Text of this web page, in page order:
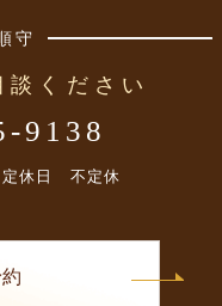
守
ください
9138
定休日 不定休